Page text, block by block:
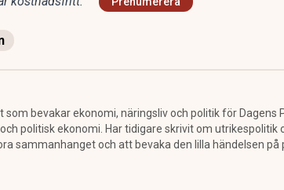
bevakar ekonomi, näringsliv och politik för Dagens
politisk ekonomi. Har tidigare skrivit om utrikespolitik
sammanhanget och att bevaka den lilla händelsen på